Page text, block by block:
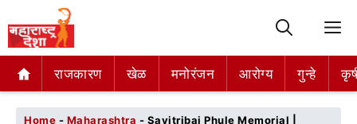
राजकारण खेळ मनोरंजन आरोग्य गुन्हे
राजकारण खेळ मनोरंजन आरोग्य गुन्हे
Home - Maharashtra - Savitribai Phule Memorial |